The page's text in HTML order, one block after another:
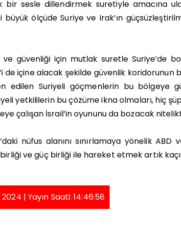
bir sesle dillendirmek suretiyle amacına
ölçüde Suriye ve Irak’ın
ve güvenliği için mutlak suretle Suriye’de
de içine alacak şekilde güvenlik
edilen Suriyeli göçmenlerin bu bölgeye
yetkililerin bu çözüme ikna olmaları, hiç
çalışan İsrail’in oyununu da bozacak
nüfus alanını sınırlamaya yönelik
ve güç birliği ile hareket etmek artık
| Yayın Saati: 14:46:58